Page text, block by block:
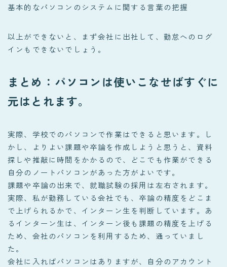
基本的なパソコンのシステムに関する言葉の把握
以上ができないと、まず会社に出社して、勤怠へのログ
インもできないでしょう。
まとめ：パソコンは使いこなせばすぐに
元はとれます。
実際、学校でのパソコンで作業はできると思います。し
かし、よりよい課題や卒論を作成しようと思うと、資料
探しや推敲に時間をかかるので、どこでも作業ができる
自分のノートパソコンがあった方がよいです。
課題や卒論の出来で、就職試験の採用は左右されます。
実際、私が勤務している会社でも、卒論の精度をどこま
で上げられるかで、インターン生を判断しています。あ
るインターン生は、インターン後も課題の精度を上げる
ため、会社のパソコンを利用するため、通っていまし
た。
会社に入ればパソコンはありますが、自分のアカウント